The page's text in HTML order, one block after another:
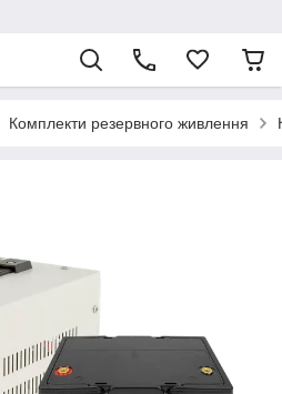
Комплекти резервного живлення